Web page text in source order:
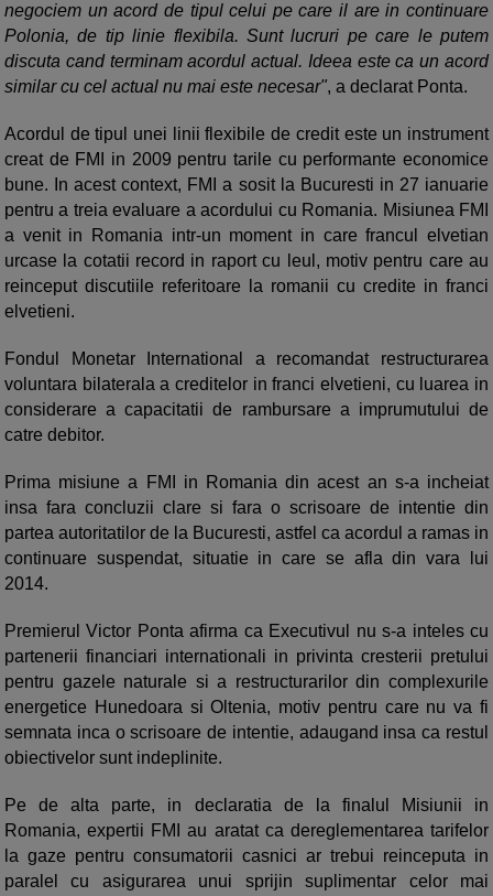
negociem un acord de tipul celui pe care il are in continuare
Polonia, de tip linie flexibila. Sunt lucruri pe care le putem
discuta cand terminam acordul actual. Ideea este ca un acord
similar cu cel actual nu mai este necesar", a declarat Ponta.
Acordul de tipul unei linii flexibile de credit este un instrument
creat de FMI in 2009 pentru tarile cu performante economice
bune. In acest context, FMI a sosit la Bucuresti in 27 ianuarie
pentru a treia evaluare a acordului cu Romania. Misiunea FMI
a venit in Romania intr-un moment in care francul elvetian
urcase la cotatii record in raport cu leul, motiv pentru care au
reinceput discutiile referitoare la romanii cu credite in franci
elvetieni.
Fondul Monetar International a recomandat restructurarea
voluntara bilaterala a creditelor in franci elvetieni, cu luarea in
considerare a capacitatii de rambursare a imprumutului de
catre debitor.
Prima misiune a FMI in Romania din acest an s-a incheiat
insa fara concluzii clare si fara o scrisoare de intentie din
partea autoritatilor de la Bucuresti, astfel ca acordul a ramas in
continuare suspendat, situatie in care se afla din vara lui
2014.
Premierul Victor Ponta afirma ca Executivul nu s-a inteles cu
partenerii financiari internationali in privinta cresterii pretului
pentru gazele naturale si a restructurarilor din complexurile
energetice Hunedoara si Oltenia, motiv pentru care nu va fi
semnata inca o scrisoare de intentie, adaugand insa ca restul
obiectivelor sunt indeplinite.
Pe de alta parte, in declaratia de la finalul Misiunii in
Romania, expertii FMI au aratat ca dereglementarea tarifelor
la gaze pentru consumatorii casnici ar trebui reinceputa in
paralel cu asigurarea unui sprijin suplimentar celor mai